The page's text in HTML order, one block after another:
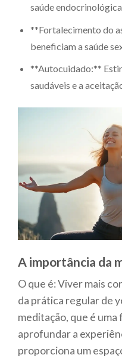
saúde
**Fortalecimento do
beneficiam a saúde
**Autocuidado:**
saudáveis e a
A importância da
O que é: Viver mais
da prática regular de
meditação, que é
aprofundar a
proporciona um